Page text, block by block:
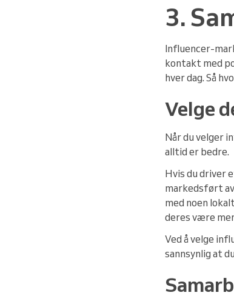
3.
Influencer-
kontakt med
hver dag. Så
Velge
Når du velger
alltid er bedre.
Hvis du driver
markedsført
med noen
deres være
Ved å velge
sannsynlig at